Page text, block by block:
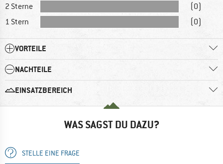
2 Sterne
(0)
1 Stern
(0)
VORTEILE
NACHTEILE
EINSATZBEREICH
WAS SAGST DU DAZU?
STELLE EINE FRAGE